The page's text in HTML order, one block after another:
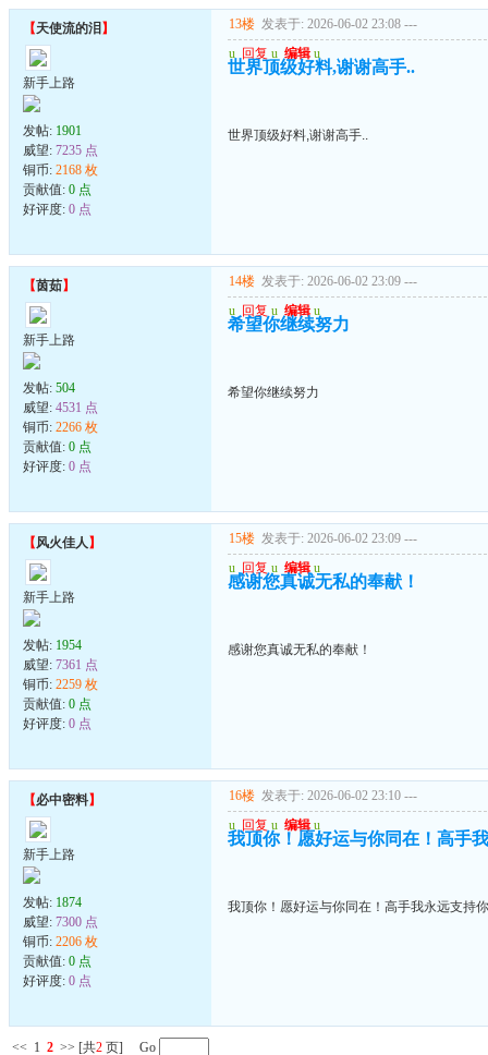
【天使流的泪 】
新手上路
发帖: 1901
威望: 7235 点
铜币: 2168 枚
贡献值: 0 点
好评度: 0 点
13楼 发表于: 2026-06-02 23:08 ---
u 回复 u 编辑 u
世界顶级好料,谢谢高手..
世界顶级好料,谢谢高手..
【茵茹】
新手上路
发帖: 504
威望: 4531 点
铜币: 2266 枚
贡献值: 0 点
好评度: 0 点
14楼 发表于: 2026-06-02 23:09 ---
u 回复 u 编辑 u
希望你继续努力
希望你继续努力
【风火佳人 】
新手上路
发帖: 1954
威望: 7361 点
铜币: 2259 枚
贡献值: 0 点
好评度: 0 点
15楼 发表于: 2026-06-02 23:09 ---
u 回复 u 编辑 u
感谢您真诚无私的奉献！
感谢您真诚无私的奉献！
【必中密料】
新手上路
发帖: 1874
威望: 7300 点
铜币: 2206 枚
贡献值: 0 点
好评度: 0 点
16楼 发表于: 2026-06-02 23:10 ---
u 回复 u 编辑 u
我顶你！愿好运与你同在！高手
我顶你！愿好运与你同在！高手我永远支持
<< 1 2 >> [共2 页] Go